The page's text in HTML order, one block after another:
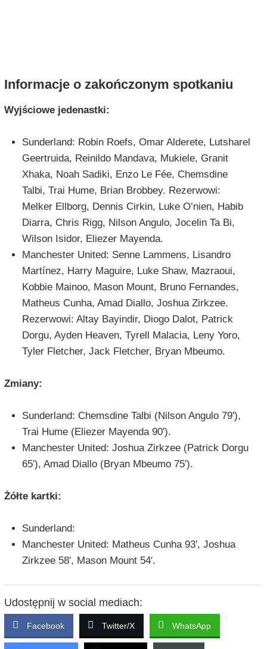
Informacje o zakończonym spotkaniu
Wyjściowe jedenastki:
Sunderland: Robin Roefs, Omar Alderete, Lutsharel
Geertruida, Reinildo Mandava, Mukiele, Granit
Xhaka, Noah Sadiki, Enzo Le Fée, Chemsdine
Talbi, Trai Hume, Brian Brobbey. Rezerwowi:
Melker Ellborg, Dennis Cirkin, Luke O’nien, Habib
Diarra, Chris Rigg, Nilson Angulo, Jocelin Ta Bi,
Wilson Isidor, Eliezer Mayenda.
Manchester United: Senne Lammens, Lisandro
Martínez, Harry Maguire, Luke Shaw, Mazraoui,
Kobbie Mainoo, Mason Mount, Bruno Fernandes,
Matheus Cunha, Amad Diallo, Joshua Zirkzee.
Rezerwowi: Altay Bayindir, Diogo Dalot, Patrick
Dorgu, Ayden Heaven, Tyrell Malacia, Leny Yoro,
Tyler Fletcher, Jack Fletcher, Bryan Mbeumo.
Zmiany:
Sunderland: Chemsdine Talbi (Nilson Angulo 79′),
Trai Hume (Eliezer Mayenda 90′).
Manchester United: Joshua Zirkzee (Patrick Dorgu
65′), Amad Diallo (Bryan Mbeumo 75′).
Żółte kartki:
Sunderland:
Manchester United: Matheus Cunha 93′, Joshua
Zirkzee 58′, Mason Mount 54′.
Udostępnij w social mediach:
Facebook Twitter/X WhatsApp